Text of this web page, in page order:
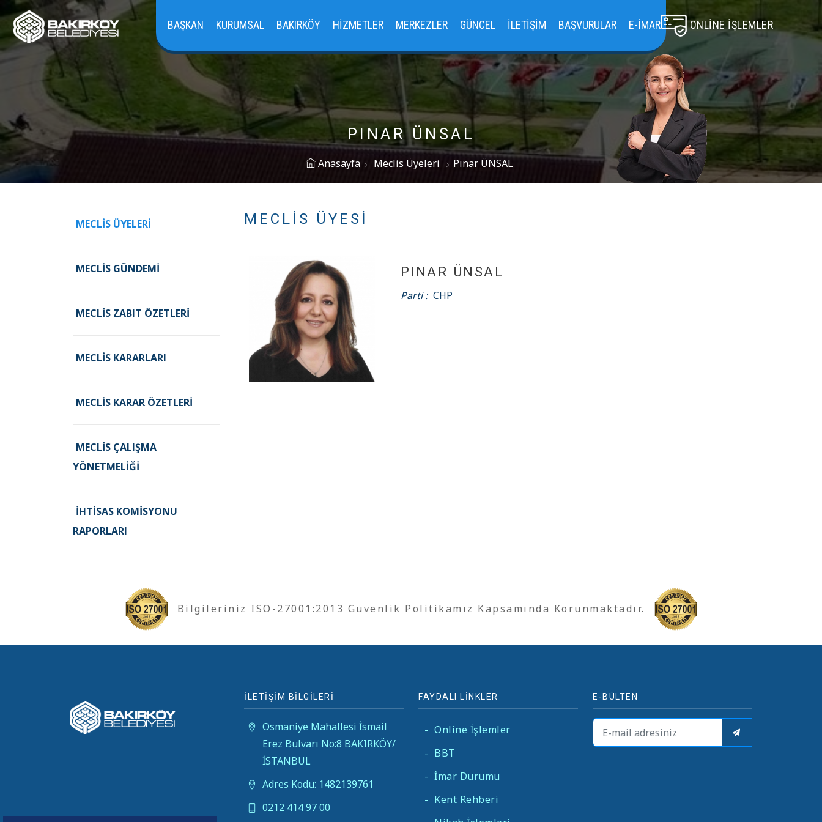
BAŞKAN KURUMSAL BAKIRKÖY HIZMETLER MERKEZLER GÜNCEL İLETIŞIM BAŞVURULAR E-İMAR ONLINE İŞLEMLER
PINAR ÜNSAL
Anasayfa Meclis Üyeleri Pınar ÜNSAL
MECLIS ÜYELERI
MECLIS GÜNDEMI
MECLIS ZABIT ÖZETLERI
MECLIS KARARLARI
MECLIS KARAR ÖZETLERI
MECLIS ÇALIŞMA
YÖNETMELIĞI
İHTISAS KOMISYONU
RAPORLARI
MECLIS ÜYESI
PINAR ÜNSAL
Parti : CHP
Bilgileriniz ISO-27001:2013 Güvenlik Politikamız Kapsamında Korunmaktadır.
İLETİŞİM BİLGİLERİ
Osmaniye Mahallesi İsmail
Erez Bulvarı No:8 BAKIRKÖY/
İSTANBUL
Adres Kodu: 1482139761
0212 414 97 00
FAYDALI LİNKLER
- Online İşlemler
- BBT
- İmar Durumu
- Kent Rehberi
E-BÜLTEN